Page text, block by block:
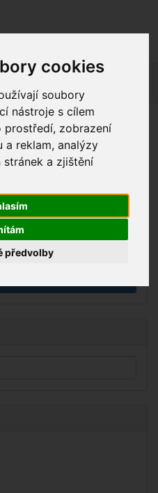
cookies
soubory
nástroje s cílem
prostředí, zobrazení
a reklam, analýzy
a zjištění
předvolby
Náš internetový obchod v
line nyní nelze vyřídit.